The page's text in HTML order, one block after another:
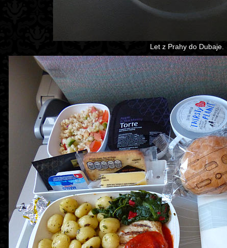
Let z Prahy do Dubaje.